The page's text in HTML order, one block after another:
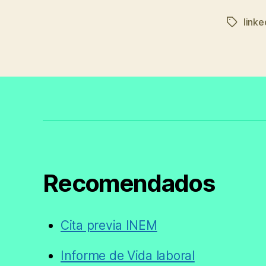
Recomendados
Cita previa INEM
Informe de Vida laboral